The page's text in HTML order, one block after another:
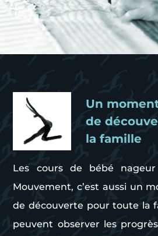
Un
de
la famille
Les cours de bébé
Mouvement, c’est aussi un
de découverte pour toute la
peuvent observer les